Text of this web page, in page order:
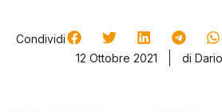
Condividi
12 Ottobre 2021
di